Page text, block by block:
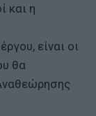
και η
είναι οι
θα